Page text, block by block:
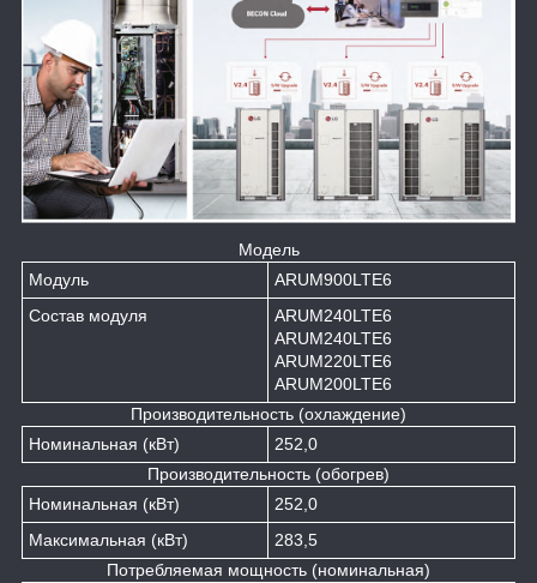
Модель
Модуль
ARUM900LTE6
Состав модуля
ARUM240LTE6
ARUM240LTE6
ARUM220LTE6
ARUM200LTE6
Производительность (охлаждение)
Номинальная (кВт)
252,0
Производительность (обогрев)
Номинальная (кВт)
252,0
Максимальная (кВт)
283,5
Потребляемая мощность (номинальная)